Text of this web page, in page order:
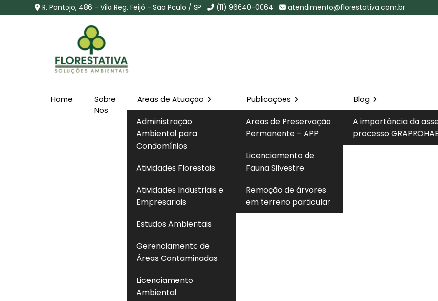
R. Pantojo, 486 - Vila Reg. Feijó - São Paulo / SP (11) 96640-0064 atendimento@florestativa.com.br
Home
Sobre
Nós
Areas de Atuação
Administração
Ambiental para
Condomínios
Atividades Florestais
Atividades Industriais e
Empresariais
Estudos Ambientais
Gerenciamento de
Áreas Contaminadas
Licenciamento
Ambiental
Publicações
Areas de Preservação
Permanente – APP
Licenciamento de
Fauna Silvestre
Remoção de árvores
em terreno particular
Blog
A importância da
processo
Laudo Ambiental no Bairro do
Laudo Ambiental no Bairro do Limão - SP
Solicite um
Se você está procurando por soluções em Laudo Ambiental no Bairro do Limão - SP
profissionais qualificados, entendimento completo das normas técnicas e legais vigentes, ampla
o lugar certo. Seja bem-vindo à FlorestAtiva, uma empresa especializada em consultoria ambiental
com soluções diversas em sustentabilidade e preservação do meio ambiente. Quer saber mais
sobre nossas soluções? Continue navegando em nosso site! Se preferir, entre em contato com
nossos especialistas através dos canais de comunicação disponíveis e saiba mais.